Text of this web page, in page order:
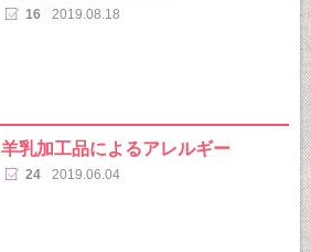
16 2019.08.18
羊乳加工品によるアレルギー
24 2019.06.04